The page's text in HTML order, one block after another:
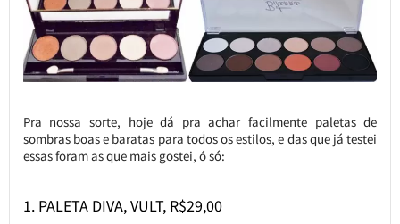
Pra nossa sorte, hoje dá pra achar facilmente paletas de
sombras boas e baratas para todos os estilos, e das que já testei
essas foram as que mais gostei, ó só:
1. PALETA DIVA, VULT, R$29,00